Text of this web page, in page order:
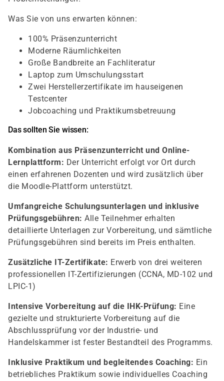
Was Sie von uns erwarten können:
100% Präsenzunterricht
Moderne Räumlichkeiten
Große Bandbreite an Fachliteratur
Laptop zum Umschulungsstart
Zwei Herstellerzertifikate im hauseigenen
Testcenter
Jobcoaching und Praktikumsbetreuung
Das sollten Sie wissen:
Kombination aus Präsenzunterricht und Online-
Lernplattform: Der Unterricht erfolgt vor Ort durch
einen erfahrenen Dozenten und wird zusätzlich über
die Moodle-Plattform unterstützt.
Umfangreiche Schulungsunterlagen und inklusive
Prüfungsgebühren: Alle Teilnehmer erhalten
detaillierte Unterlagen zur Vorbereitung, und sämtliche
Prüfungsgebühren sind bereits im Preis enthalten.
Zusätzliche IT-Zertifikate: Erwerb von drei weiteren
professionellen IT-Zertifizierungen (CCNA, MD-102 und
LPIC-1)
Intensive Vorbereitung auf die IHK-Prüfung: Eine
gezielte und strukturierte Vorbereitung auf die
Abschlussprüfung vor der Industrie- und
Handelskammer ist fester Bestandteil des Programms.
Inklusive Praktikum und begleitendes Coaching: Ein
betriebliches Praktikum sowie individuelles Coaching